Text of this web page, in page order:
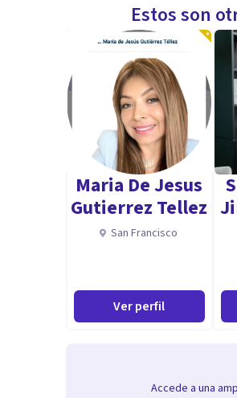
✓ Psicopedagogía Clínica:
-Evaluación, Diagnóstico y
Especiales.
✓ Máster Internacional en
-Orientación familiar,
✓Licenciado en Educación
-Desarrollo de programas de
especiales.
"Estrategias a tu alcance que
Estos son
Maria De Jesus
Gutierrez Tellez
San Francisco
Ver perfil
Accede a una